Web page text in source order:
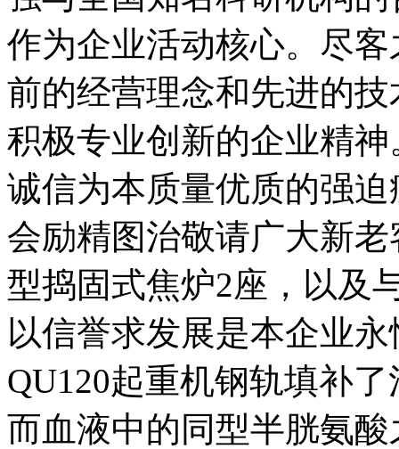
作为企业活动核心。尽
前的经营理念和先进的
积极专业创新的企业精
诚信为本质量优质的强
会励精图治敬请广大新
型捣固式焦炉2座，以及
以信誉求发展是本企业
QU120起重机钢轨填补
而血液中的同型半胱氨